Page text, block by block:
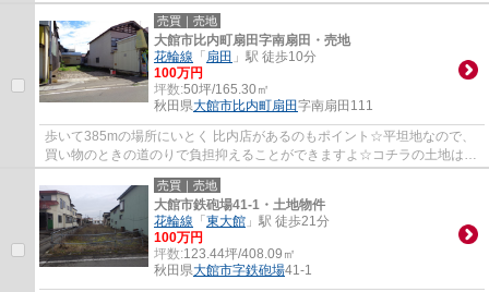
におすすめです！土地面積は651.99㎡(公簿...
売買｜売地
大館市比内町扇田字南扇田・売地
花輪線 「 扇田 」駅 徒歩10分
100万円
坪数:50坪/165.30㎡
秋田県大館市比内町扇田字南扇田111
歩いて385mの場所にいとく 比内店があるのもポイント☆平坦地なので、
買い物のときの道のりで負担抑えることができますよ☆コチラの土地は売
地となっており、土地購入予定の方にオススメ...
売買｜売地
大館市鉄砲場41-1・土地物件
花輪線 「 東大館 」駅 徒歩21分
100万円
坪数:123.44坪/408.09㎡
秋田県大館市字鉄砲場41-1